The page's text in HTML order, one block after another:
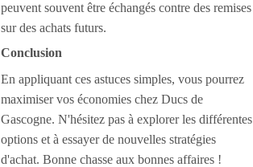
peuvent souvent être échangés contre des remises
sur des achats futurs.
Conclusion
En appliquant ces astuces simples, vous pourrez
maximiser vos économies chez Ducs de
Gascogne. N'hésitez pas à explorer les différentes
options et à essayer de nouvelles stratégies
d'achat. Bonne chasse aux bonnes affaires !